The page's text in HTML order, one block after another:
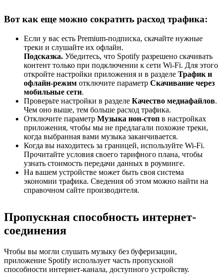
Вот как еще можно сократить расход трафика:
Если у вас есть Premium-подписка, скачайте нужные
треки и слушайте их офлайн.
Подсказка. Убедитесь, что Spotify разрешено скачивать
контент только при подключении к сети Wi-Fi. Для этого
откройте настройки приложения и в разделе Трафик и
офлайн-режим отключите параметр Скачивание через
мобильные сети.
Проверьте настройки в разделе Качество медиафайлов.
Чем оно выше, тем больше расход трафика.
Отключите параметр Музыка нон-стоп в настройках
приложения, чтобы мы не предлагали похожие треки,
когда выбранная вами музыка заканчивается.
Когда вы находитесь за границей, используйте Wi-Fi.
Прочитайте условия своего тарифного плана, чтобы
узнать стоимость передачи данных в роуминге.
На вашем устройстве может быть своя система
экономии трафика. Сведения об этом можно найти на
справочном сайте производителя.
Пропускная способность интернет-
соединения
Чтобы вы могли слушать музыку без буферизации,
приложение Spotify использует часть пропускной
способности интернет-канала, доступного устройству.